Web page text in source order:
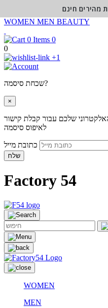
WOMEN MEN BEAUTY
0
0
+1
שכחת סיסמה?
×
שלכם עבור קבלת קישור
לאיפוס סיסמה
שלח
Factory 54
WOMEN
MEN
מהירים חינם